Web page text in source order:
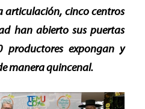
articulación, cinco centros
han abierto sus puertas
productores expongan y
manera quincenal.